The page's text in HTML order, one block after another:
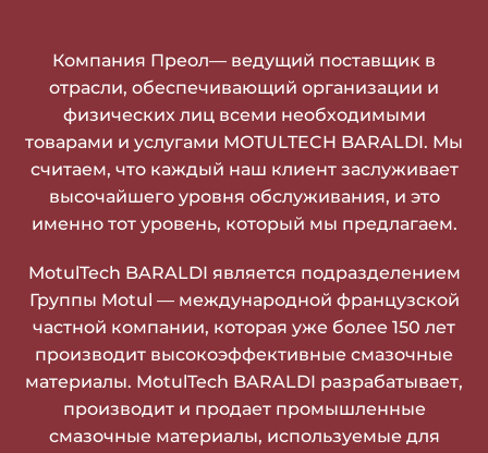
Компания Преол— ведущий поставщик в
отрасли, обеспечивающий организации и
физических лиц всеми необходимыми
товарами и услугами MOTULTECH BARALDI. Мы
считаем, что каждый наш клиент заслуживает
высочайшего уровня обслуживания, и это
именно тот уровень, который мы предлагаем.
MotulTech BARALDI является подразделением
Группы Motul — международной французской
частной компании, которая уже более 150 лет
производит высокоэффективные смазочные
материалы. MotulTech BARALDI разрабатывает,
производит и продает промышленные
смазочные материалы, используемые для